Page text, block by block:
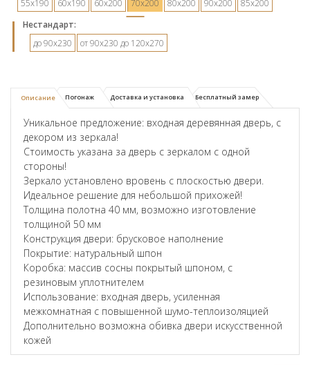
55х190 60х190 60х200 70х200 80х200 90х200
85х200
Hестандарт:
до 90х230
от 90х230 до 120х270
Описание Погонаж Доставка и установка Бесплатный замер
Уникальное предложение: входная деревянная дверь, с
декором из зеркала!
Стоимость указана за дверь с зеркалом с одной
стороны!
Зеркало установлено вровень с плоскостью двери.
Идеальное решение для небольшой прихожей!
Толщина полотна 40 мм, возможно изготовление
толщиной 50 мм
Конструкция двери: брусковое наполнение
Покрытие: натуральный шпон
Коробка: массив сосны покрытый шпоном, с
резиновым уплотнителем
Использование: входная дверь, усиленная
межкомнатная с повышенной шумо-теплоизоляцией
Дополнительно возможна обивка двери искусственной
кожей